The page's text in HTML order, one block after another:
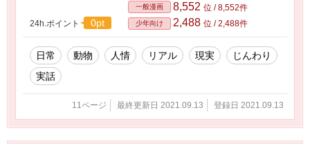
24h.ポイント 0pt
一般漫画 8,552 位 / 8,552件
少年向け 2,488 位 / 2,488件
日常 動物 人情 リアル 現実
じんわり
実話
11ページ 最終更新日 2021.09.13 登録日 2021.09.13